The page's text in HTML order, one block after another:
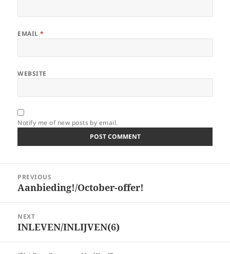
EMAIL*
WEBSITE
Notify me of new posts by email.
navigation
PREVIOUS
Previous
Aanbieding!/October-offer!
NEXT
Next
INLEVEN/INLIJVEN(6)